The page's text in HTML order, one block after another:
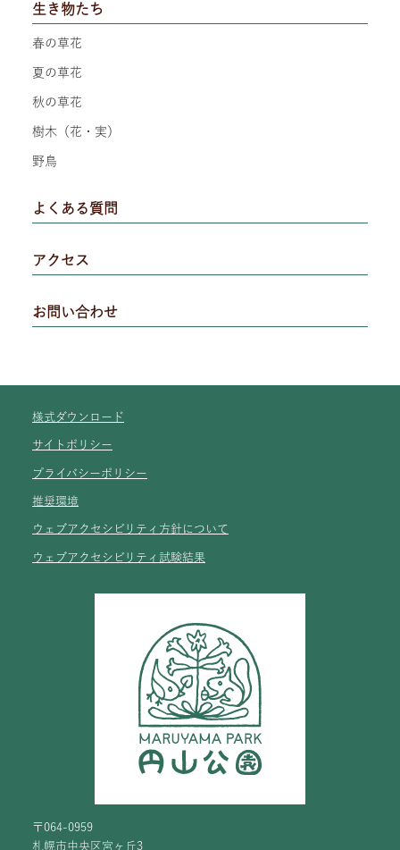
生き物たち
春の草花
夏の草花
秋の草花
樹木（花・実）
野鳥
よくある質問
アクセス
お問い合わせ
様式ダウンロード
サイトポリシー
プライバシーポリシー
推奨環境
ウェブアクセシビリティ方針について
ウェブアクセシビリティ試験結果
〒064-0959
札幌市中央区宮ヶ丘3